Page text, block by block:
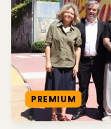
PREMIUM